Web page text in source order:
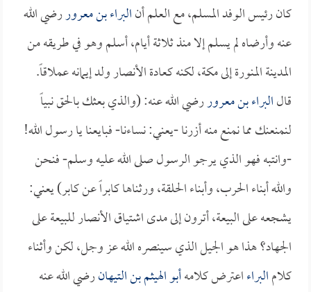
كان رئيس الوفد المسلم، مع العلم أنالبراء بن معروررضي الله
عنه وأرضاه لم يسلم إلا منذ ثلاثة أيام، أسلم وهو في طريقه من
المدينة المنورة إلى مكة، لكنه كعادة الأنصار ولد إيمانه عملاقاً.
قالالبراء بن معروررضي الله عنه: (والذي بعثك بالحق نبياً
لنمنعنك مما نمنع منه أزرنا -يعني: نساءنا- فبايعنا يا رسول الله!
-وانتبه فهو الذي يرجو الرسول صلى الله عليه وسلم- فنحن
والله أبناء الحرب، وأبناء الحلقة، ورثناها كابراً عن كابر) يعني:
يشجعه على البيعة، أترون إلى مدى اشتياق الأنصار للبيعة على
الجهاد؟ هذا هو الجيل الذي سينصره الله عز وجل، لكن وأثناء
كلامالبراءاعترض كلامهأبو الهيثم بن التيهانرضي الله عنه